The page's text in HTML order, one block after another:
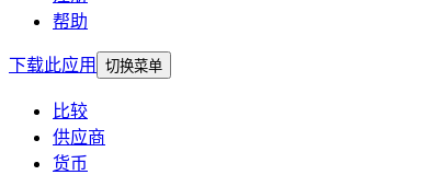
帮助
下载此应用 切换菜单
比较
供应商
货币